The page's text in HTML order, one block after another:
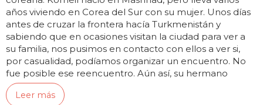
años viviendo en Corea del Sur con su mujer. Unos días
antes de cruzar la frontera hacía Turkmenistán y
sabiendo que en ocasiones visitan la ciudad para ver a
su familia, nos pusimos en contacto con ellos a ver si,
por casualidad, podíamos organizar un encuentro. No
fue posible ese reencuentro. Aún así, su hermano
pequeño Soheil, junto…
Leer más